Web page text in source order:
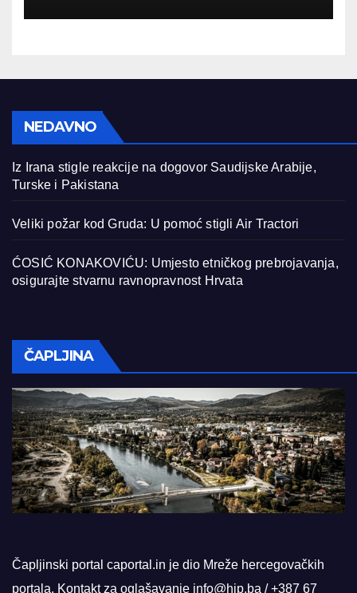
NEDAVNO
Iz Irana stigle reakcije na dogovor Saudijske Arabije,
Turske i Pakistana
Veliki požar kod Gruda: U pomoć stigli Air Tractori
ĆOSIĆ KONAKOVIĆU: Umjesto etničkog prebrojavanja,
osigurajte stvarnu ravnopravnost Hrvata
ČAPLJINA
Čapljinski portal caportal.in je dio Mreže hercegovačkih
portala. Kontakt za oglašavanje info@hip.ba / +387 67